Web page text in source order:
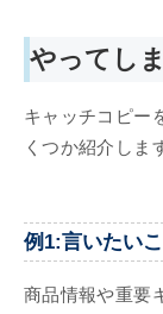
やってし
キャッチコピー
くつか紹介しま
例1:言いたい
商品情報や重要